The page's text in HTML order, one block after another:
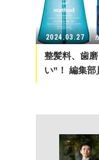
2024.03.27
整髪料、歯
い”！ 編集